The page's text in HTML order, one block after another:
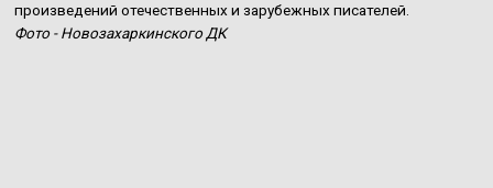
произведений отечественных и зарубежных писателей.
Фото - Новозахаркинского ДК